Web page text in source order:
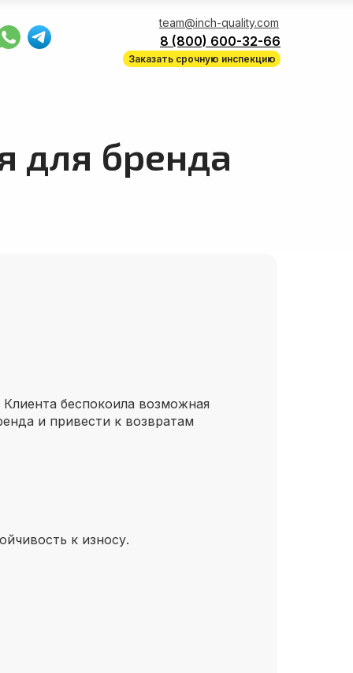
team@inch-quality.com
8 (800) 600-32-66
Заказать срочную инспекцию
для бренда
к износу.
беспокоила возможная
и привести к возвратам